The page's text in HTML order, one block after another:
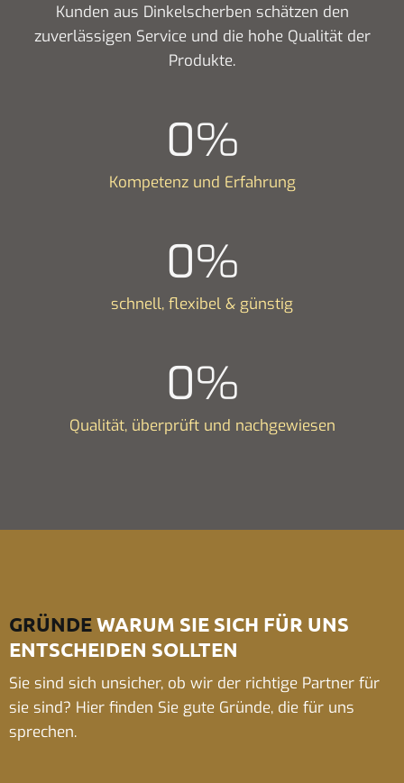
Kunden aus Dinkelscherben schätzen den
zuverlässigen Service und die hohe Qualität der
Produkte.
0%
Kompetenz und Erfahrung
0%
schnell, flexibel & günstig
0%
Qualität, überprüft und nachgewiesen
GRÜNDEWARUM SIE SICH FÜR UNS
ENTSCHEIDEN SOLLTEN
Sie sind sich unsicher, ob wir der richtige Partner für
sie sind? Hier finden Sie gute Gründe, die für uns
sprechen.